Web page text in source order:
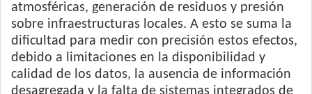
atmosféricas, generación de residuos y presión
sobre infraestructuras locales. A esto se suma la
dificultad para medir con precisión estos efectos,
debido a limitaciones en la disponibilidad y
calidad de los datos, la ausencia de información
desagregada y la falta de sistemas integrados de